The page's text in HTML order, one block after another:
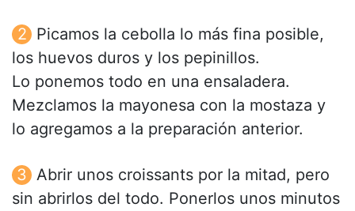
Picamos la cebolla lo más fina posible,
los huevos duros y los pepinillos.
Lo ponemos todo en una ensaladera.
Mezclamos la mayonesa con la mostaza y
lo agregamos a la preparación anterior.
Abrir unos croissants por la mitad, pero
sin abrirlos del todo. Ponerlos unos minutos